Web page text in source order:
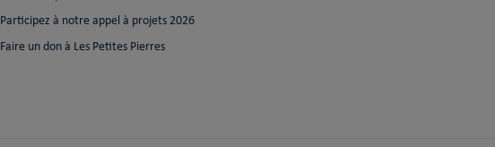
Participez à notre appel à projets 2026
Faire un don à Les Petites Pierres